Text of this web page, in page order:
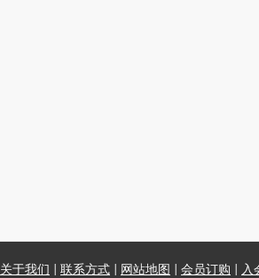
关于我们 联系方式 网站地图 会员订购
入